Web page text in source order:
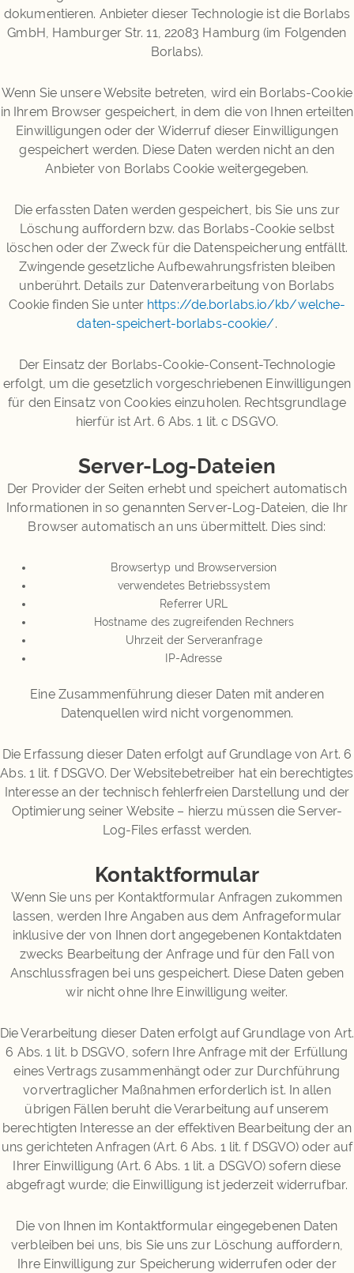
dokumentieren. Anbieter dieser Technologie ist die Borlabs
GmbH, Hamburger Str. 11, 22083 Hamburg (im Folgenden
Borlabs).
Wenn Sie unsere Website betreten, wird ein Borlabs-Cookie
in Ihrem Browser gespeichert, in dem die von Ihnen erteilten
Einwilligungen oder der Widerruf dieser Einwilligungen
gespeichert werden. Diese Daten werden nicht an den
Anbieter von Borlabs Cookie weitergegeben.
Die erfassten Daten werden gespeichert, bis Sie uns zur
Löschung auffordern bzw. das Borlabs-Cookie selbst
löschen oder der Zweck für die Datenspeicherung entfällt.
Zwingende gesetzliche Aufbewahrungsfristen bleiben
unberührt. Details zur Datenverarbeitung von Borlabs
Cookie finden Sie unter https://de.borlabs.io/kb/welche-
daten-speichert-borlabs-cookie/.
Der Einsatz der Borlabs-Cookie-Consent-Technologie
erfolgt, um die gesetzlich vorgeschriebenen Einwilligungen
für den Einsatz von Cookies einzuholen. Rechtsgrundlage
hierfür ist Art. 6 Abs. 1 lit. c DSGVO.
Server-Log-Dateien
Der Provider der Seiten erhebt und speichert automatisch
Informationen in so genannten Server-Log-Dateien, die Ihr
Browser automatisch an uns übermittelt. Dies sind:
Browsertyp und Browserversion
verwendetes Betriebssystem
Referrer URL
Hostname des zugreifenden Rechners
Uhrzeit der Serveranfrage
IP-Adresse
Eine Zusammenführung dieser Daten mit anderen
Datenquellen wird nicht vorgenommen.
Die Erfassung dieser Daten erfolgt auf Grundlage von Art. 6
Abs. 1 lit. f DSGVO. Der Websitebetreiber hat ein berechtigtes
Interesse an der technisch fehlerfreien Darstellung und der
Optimierung seiner Website – hierzu müssen die Server-
Log-Files erfasst werden.
Kontaktformular
Wenn Sie uns per Kontaktformular Anfragen zukommen
lassen, werden Ihre Angaben aus dem Anfrageformular
inklusive der von Ihnen dort angegebenen Kontaktdaten
zwecks Bearbeitung der Anfrage und für den Fall von
Anschlussfragen bei uns gespeichert. Diese Daten geben
wir nicht ohne Ihre Einwilligung weiter.
Die Verarbeitung dieser Daten erfolgt auf Grundlage von Art.
6 Abs. 1 lit. b DSGVO, sofern Ihre Anfrage mit der Erfüllung
eines Vertrags zusammenhängt oder zur Durchführung
vorvertraglicher Maßnahmen erforderlich ist. In allen
übrigen Fällen beruht die Verarbeitung auf unserem
berechtigten Interesse an der effektiven Bearbeitung der an
uns gerichteten Anfragen (Art. 6 Abs. 1 lit. f DSGVO) oder auf
Ihrer Einwilligung (Art. 6 Abs. 1 lit. a DSGVO) sofern diese
abgefragt wurde; die Einwilligung ist jederzeit widerrufbar.
Die von Ihnen im Kontaktformular eingegebenen Daten
verbleiben bei uns, bis Sie uns zur Löschung auffordern,
Ihre Einwilligung zur Speicherung widerrufen oder der